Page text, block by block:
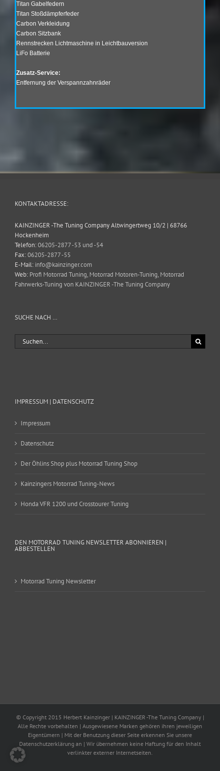
Titan Gabelfedern
Titan Stoßdämpferfeder
Carbon Verkleidung
Carbon Sitzbank
Rennstrecken Lichtmaschine in Leichtbauversion
LiFo Batterie
Zusatz-Service:
Entfernung der Verspannzahnräder
KONTAKTADRESSE:
KAINZINGER -The Tuning Company Altwingertweg 10/2 | 68766
Hockenheim
Telefon:06205-2877 -53 und -54
Fax:06205-2877 -55
E-Mail: info@kainzinger.com
Web: Profi Motorrad Tuning, Motorrad Motoren-Tuning, Motorrad
Fahrwerks-Tuning von KAINZINGER -The Tuning Company
SUCHE NACH …
Suche
nach:
IMPRESSUM | DATENSCHUTZ
Impressum
Datenschutz
Der Öhlins Shop plus Motorrad Tuning Shop
Kainzingers Motorrad Tuning-News
Honda VFR 1200 und Crosstourer Tuning
DEN MOTORRAD TUNING NEWSLETTER ABONNIEREN |
ABBESTELLEN
Motorrad Tuning Newsletter
© Copyright 2015 Herbert Kainzinger | KAINZINGER -The Tuning Company |
Alle Rechte vorbehalten | Ausgewiesene Marken gehören ihren jeweiligen
Eigentümern | Mit der Benutzung dieser Seite erkennen Sie unsere
Datenschutzerklärung an | Wir übernehmen keine Haftung für den Inhalt
verlinkter externer Internetseiten.